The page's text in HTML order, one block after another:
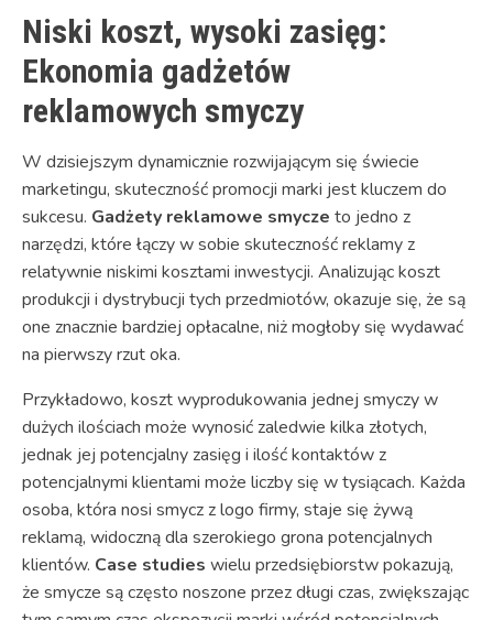
Niski koszt, wysoki zasięg:
Ekonomia gadżetów
reklamowych smyczy
W dzisiejszym dynamicznie rozwijającym się świecie
marketingu, skuteczność promocji marki jest kluczem do
sukcesu. Gadżety reklamowe smycze to jedno z
narzędzi, które łączy w sobie skuteczność reklamy z
relatywnie niskimi kosztami inwestycji. Analizując koszt
produkcji i dystrybucji tych przedmiotów, okazuje się, że są
one znacznie bardziej opłacalne, niż mogłoby się wydawać
na pierwszy rzut oka.
Przykładowo, koszt wyprodukowania jednej smyczy w
dużych ilościach może wynosić zaledwie kilka złotych,
jednak jej potencjalny zasięg i ilość kontaktów z
potencjalnymi klientami może liczby się w tysiącach. Każda
osoba, która nosi smycz z logo firmy, staje się żywą
reklamą, widoczną dla szerokiego grona potencjalnych
klientów. Case studies wielu przedsiębiorstw pokazują,
że smycze są często noszone przez długi czas, zwiększając